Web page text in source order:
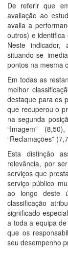
De referir que
avaliação ao
avalia a
outros) e
Neste
situando-se
pontos na mesma
Em todas as
melhor
destaque para os
que recuperou o
na segunda
“Imagem”
“Reclamações”
Esta distinção
relevância, por
serviços que
serviço público
ao longo deste
classificação
significado
a toda a equipa
que os
seu desempenho